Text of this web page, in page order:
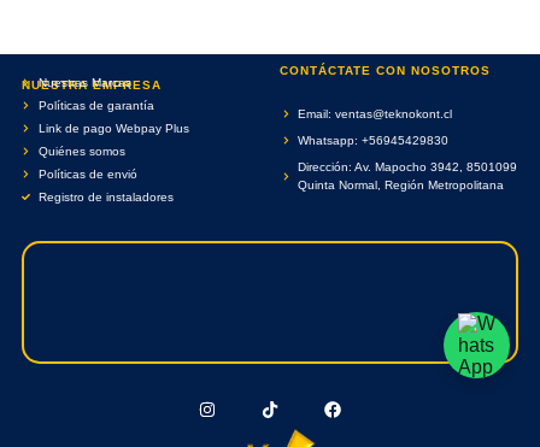
NUESTRA EMPRESA
Nuestras Marcas
Políticas de garantía
Link de pago Webpay Plus
Quiénes somos
Políticas de envió
Registro de instaladores
CONTÁCTATE CON NOSOTROS
Email: ventas@teknokont.cl
Whatsapp: +56945429830
Dirección: Av. Mapocho 3942, 8501099
Quinta Normal, Región Metropolitana